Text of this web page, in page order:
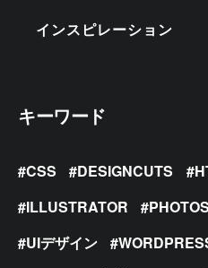
インスピレーション
キーワード
CSS DESIGNCUTS
ILLUSTRATOR
UIデザイン